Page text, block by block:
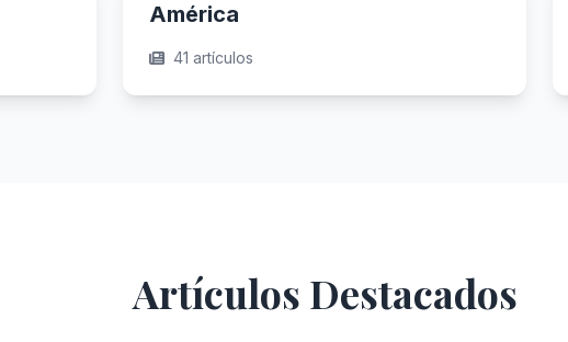
América
41 artículos
Artículos Destacados